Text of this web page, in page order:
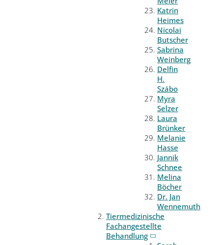
Katrin
Heimes
Nicolai
Butscher
Sabrina
Weinberg
Delfin
H.
Szábo
Myra
Selzer
Laura
Brünker
Melanie
Hasse
Jannik
Schnee
Melina
Böcher
Dr. Jan
Wennemuth
Tiermedizinische
Fachangestellte
Behandlung